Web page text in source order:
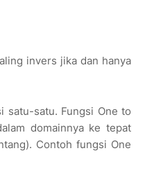
invers jika dan hanya
satu-satu. Fungsi One to
domainnya ke tepat
Contoh fungsi One